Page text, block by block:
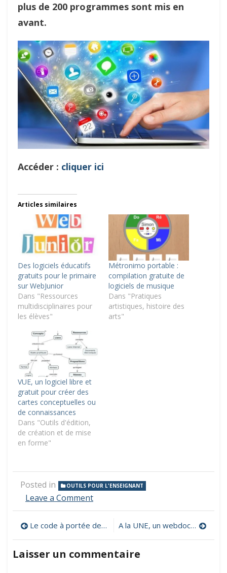
plus de 200 programmes sont mis en
avant.
Accéder : cliquer ici
Articles similaires
Des logiciels éducatifs
gratuits pour le primaire
sur WebJunior
Dans "Ressources
multidisciplinaires pour
les élèves"
Métronimo portable :
compilation gratuite de
logiciels de musique
Dans "Pratiques
artistiques, histoire des
arts"
VUE, un logiciel libre et
gratuit pour créer des
cartes conceptuelles ou
de connaissances
Dans "Outils d'édition,
de création et de mise
en forme"
Posted in OUTILS POUR L'ENSEIGNANT
Leave a Commenton
meilleurs
logiciels
gratuits,
200
Navigation
de
l’article
Le code à portée de tous Jeunes codeurs, pour faire ses premiers pas… A la UNE, un webdocufiction immersif, ludique et pédagogique pour découvrir la presse
Laisser un commentaire